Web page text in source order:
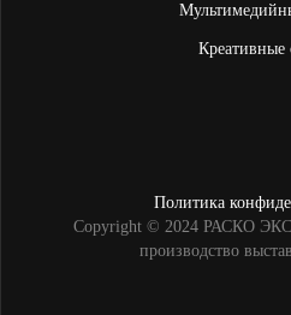
Креативные
Copyright © 2024 РАСКО
производство
Политика